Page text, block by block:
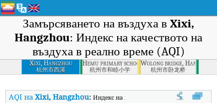
Замърсяването на въздуха в Xixi,
Hangzhou: Индекс на качеството на
въздуха в реално време (AQI)
Xixi, Hangzhou
杭州市西溪
Hemu primary school, Hangzhou
杭州市和睦小学
Wolong bridge, Hangzhou
杭州市卧龙桥
AQI наXixi, Hangzhou:Индекс на качеството на въздуха в